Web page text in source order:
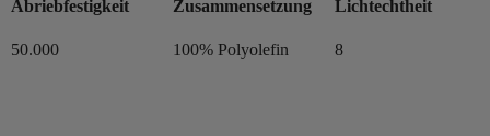
Abriebfestigkeit
50.000
Zusammensetzung
100% Polyolefin
Lichtechtheit
8